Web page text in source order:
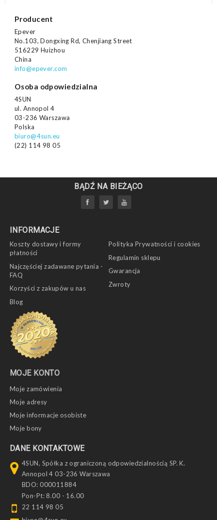
Producent
Epever
No.103, Dongxing Rd, Chenjiang Street
516229 Huizhou
China
info@epever.com
Osoba odpowiedzialna
4SUN
ul. Annopol 4
03-236 Warszawa
Polska
biuro@4sun.eu
(22) 114 98 05
BĄDŹ NA BIEŻĄCO
INFORMACJE
Koszty dostawy i formy
płatności
Najczęściej zadawane pytania -
FAQ
Korzyści z zakupów u nas
Blog
Polityka Prywatności i cookies
Regulamin sklepu
Gwarancja
Zwroty
MOJE KONTO
Moje zamówienia
Moje adresy
Moje informacje osobiste
Moje bony
DANE KONTAKTOWE
4SUN, Spółka z ograniczoną odpowiedzialnością SP. K.
Annopol 4 03-236 Warszawa
BDO: 000011884
Pon-Pt: 8.00 - 16.00
22 114 98 05